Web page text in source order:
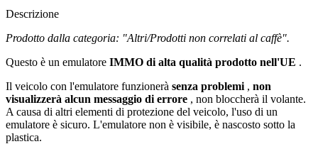
Descrizione
Prodotto dalla categoria: "Altri/Prodotti non correlati al caffè".​
Questo è un emulatore IMMO di alta qualità prodotto nell'UE .
Il veicolo con l'emulatore funzionerà senza problemi , non
visualizzerà alcun messaggio di errore , non bloccherà il volante.
A causa di altri elementi di protezione del veicolo, l'uso di un
emulatore è sicuro. L'emulatore non è visibile, è nascosto sotto la
plastica.